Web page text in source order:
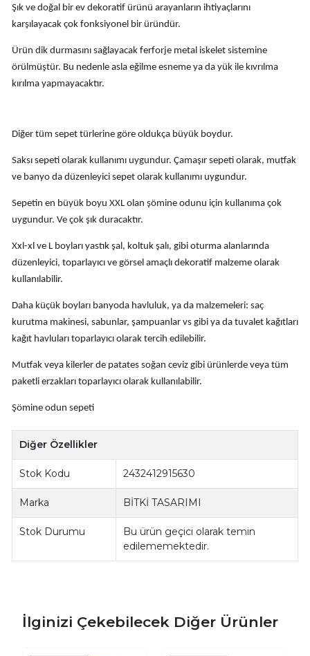
Şık ve doğal bir ev dekoratif ürünü arayanların ihtiyaçlarını
karşılayacak çok fonksiyonel bir üründür.
Ürün dik durmasını sağlayacak ferforje metal iskelet sistemine
örülmüştür. Bu nedenle asla eğilme esneme ya da yük ile kıvrılma
kırılma yapmayacaktır.
Diğer tüm sepet türlerine göre oldukça büyük boydur.
Saksı sepeti olarak kullanımı uygundur. Çamaşır sepeti olarak, mutfak
ve banyo da düzenleyici sepet olarak kullanımı uygundur.
Sepetin en büyük boyu XXL olan şömine odunu için kullanıma çok
uygundur. Ve çok şık duracaktır.
Xxl-xl ve L boyları yastık şal, koltuk şalı, gibi oturma alanlarında
düzenleyici, toparlayıcı ve görsel amaçlı dekoratif malzeme olarak
kullanılabilir.
Daha küçük boyları banyoda havluluk, ya da malzemeleri: saç
kurutma makinesi, sabunlar, şampuanlar vs gibi ya da tuvalet kağıtları
kağıt havluları toparlayıcı olarak tercih edilebilir.
Mutfak veya kilerler de patates soğan ceviz gibi ürünlerde veya tüm
paketli erzakları toparlayıcı olarak kullanılabilir.
Şömine odun sepeti
Diğer Özellikler
Stok Kodu 2432412915630
Marka BİTKİ TASARIMI
Stok Durumu
Bu ürün geçici olarak temin
edilememektedir.
İlginizi Çekebilecek Diğer Ürünler